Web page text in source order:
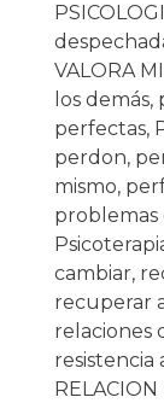
VALORA
los demás,
perfectas,
perdon,
mismo,
problemas
cambiar,
recuperar
relaciones
resistencia